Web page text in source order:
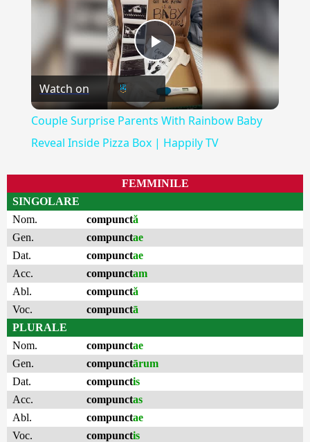
Play
Video
Watch on
Couple Surprise Parents With Rainbow Baby
Reveal Inside Pizza Box | Happily TV
FEMMINILE
SINGOLARE
Nom.
compunctă
Gen.
compunctae
Dat.
compunctae
Acc.
compunctam
Abl.
compunctă
Voc.
compunctā
PLURALE
Nom.
compunctae
Gen.
compunctārum
Dat.
compunctis
Acc.
compunctas
Abl.
compunctae
Voc.
compunctis